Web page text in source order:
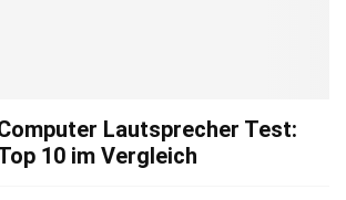
Lautsprecher Test:
10 im Vergleich